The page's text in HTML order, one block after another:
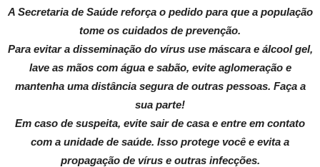
A Secretaria de Saúde reforça o pedido para que a população
tome os cuidados de prevenção.
Para evitar a disseminação do vírus use máscara e álcool gel,
lave as mãos com água e sabão, evite aglomeração e
mantenha uma distância segura de outras pessoas. Faça a
sua parte!
Em caso de suspeita, evite sair de casa e entre em contato
com a unidade de saúde. Isso protege você e evita a
propagação de vírus e outras infecções.